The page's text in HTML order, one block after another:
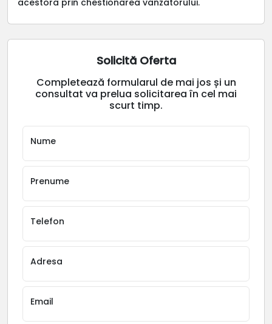
Solicită Oferta
Completează formularul de mai jos și un
consultat va prelua solicitarea în cel mai
scurt timp.
Nume
Prenume
Telefon
Adresa
Email